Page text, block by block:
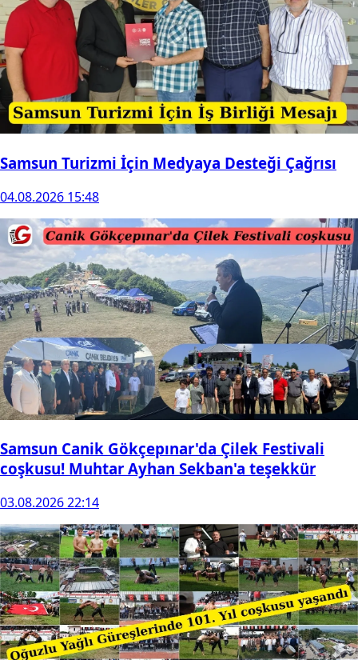
Samsun Turizmi İçin Medyaya Desteği Çağrısı
04.08.2026 15:48
Samsun Canik Gökçepınar'da Çilek Festivali
coşkusu! Muhtar Ayhan Sekban'a teşekkür
03.08.2026 22:14